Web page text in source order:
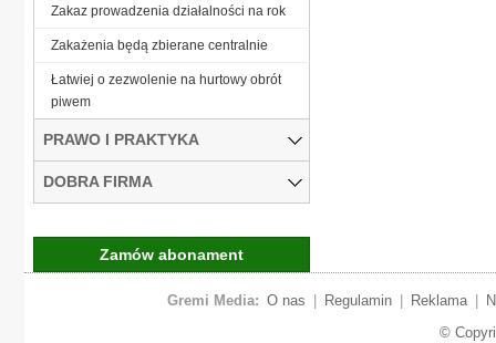
Zakaz prowadzenia działalności na rok
Zakażenia będą zbierane centralnie
Łatwiej o zezwolenie na hurtowy obrót
piwem
PRAWO I PRAKTYKA
DOBRA FIRMA
Zamów abonament
Gremi Media: O nas Regulamin Reklama
©